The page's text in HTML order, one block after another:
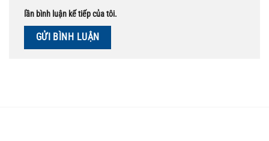
lần bình luận kế tiếp của tôi.